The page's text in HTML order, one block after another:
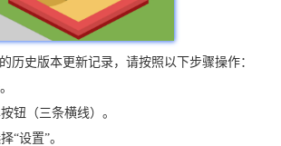
历史版本更新记录，请按照以下步骤操作：
钮（三条横线）。
“设置”。